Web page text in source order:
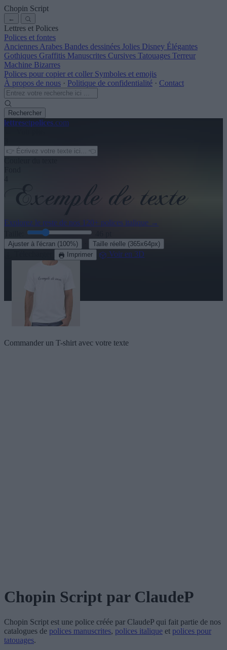
Chopin Script
←
Lettres et Polices
Polices et fontes
Anciennes Arabes Bandes dessinées Jolies Disney Élégantes
Gothiques Graffitis Manuscrites Cursives Tatouages Terreur
Machine Bizarres
Polices pour copier et coller Symboles et emojis
À propos de nous · Politique de confidentialité · Contact
Rechercher
lettresetpolices.com
Explorez le reste de nos 120+ polices italique →
Ajuster à l'écran (100%) Taille réelle (365x64px)
Imprimer Voir en 3D
Commander un T-shirt avec votre texte
Chopin Script par ClaudeP
Chopin Script est une police créée par ClaudeP qui fait partie de nos
catalogues de polices manuscrites, polices italique et polices pour
tatouages.